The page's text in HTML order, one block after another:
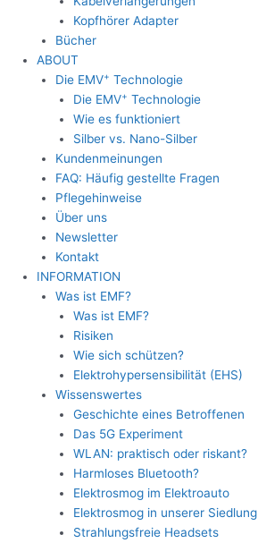
Kopfhörer Adapter
Bücher
ABOUT
Die EMV+ Technologie
Die EMV+ Technologie
Wie es funktioniert
Silber vs. Nano-Silber
Kundenmeinungen
FAQ: Häufig gestellte Fragen
Pflegehinweise
Über uns
Newsletter
Kontakt
INFORMATION
Was ist EMF?
Was ist EMF?
Risiken
Wie sich schützen?
Elektrohypersensibilität (EHS)
Wissenswertes
Geschichte eines Betroffenen
Das 5G Experiment
WLAN: praktisch oder riskant?
Harmloses Bluetooth?
Elektrosmog im Elektroauto
Elektrosmog in unserer Siedlung
Strahlungsfreie Headsets